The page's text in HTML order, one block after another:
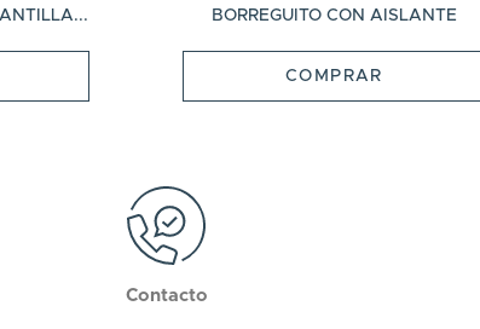
BORREGUITO CON AISLANTE
COMPRAR
Contacto